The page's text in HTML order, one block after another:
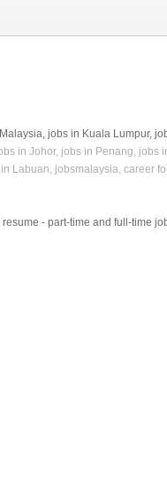
jobs in Kuala Lumpur,
in Johor, jobs in Penang,
Labuan, jobsmalaysia, career
- part-time and full-time